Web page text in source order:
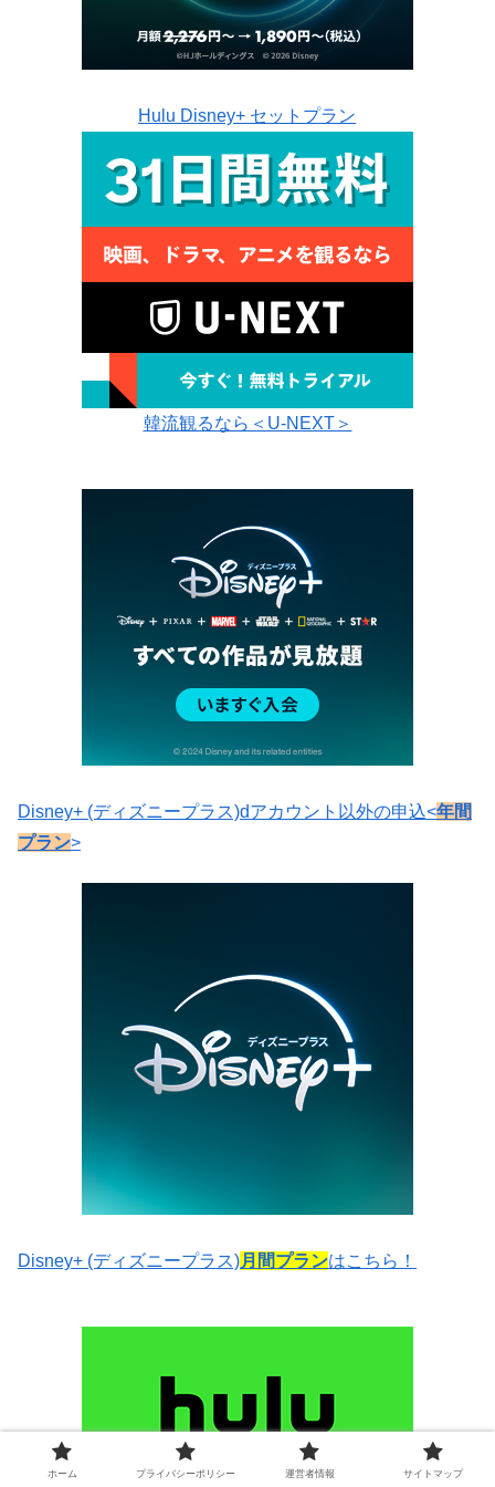
Hulu Disney+ セットプラン
韓流観るなら＜U-NEXT＞
Disney+ (ディズニープラス)dアカウント以外の申込<年間
プラン>
Disney+ (ディズニープラス)月間プランはこちら！
ホーム プライバシーポリシー 運営者情報 サイトマップ